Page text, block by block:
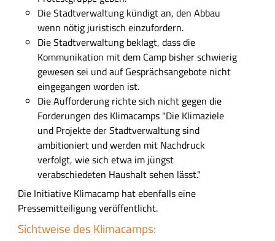
Die Stadtverwaltung kündigt an, den Abbau
wenn nötig juristisch einzufordern.
Die Stadtverwaltung beklagt, dass die
Kommunikation mit dem Camp bisher schwierig
gewesen sei und auf Gesprächsangebote nicht
eingegangen worden ist.
Die Aufforderung richte sich nicht gegen die
Forderungen des Klimacamps "Die Klimaziele
und Projekte der Stadtverwaltung sind
ambitioniert und werden mit Nachdruck
verfolgt, wie sich etwa im jüngst
verabschiedeten Haushalt sehen lässt."
Die Initiative Klimacamp hat ebenfalls eine
Pressemitteiligung veröffentlicht.
Sichtweise des Klimacamps: